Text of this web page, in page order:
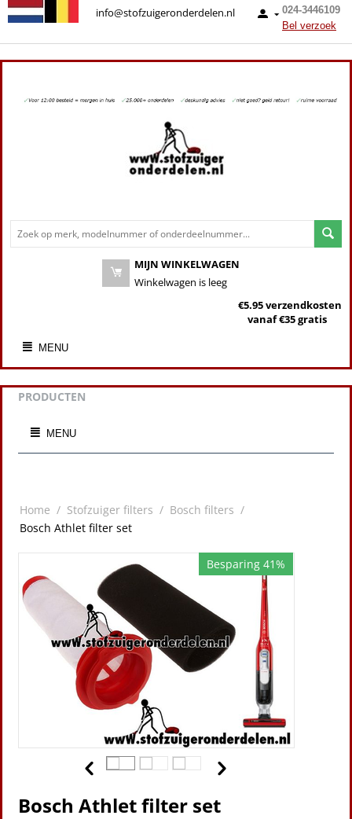
024-3446109
Bel verzoek
info@stofzuigeronderdelen.nl
MIJN WINKELWAGEN
Winkelwagen is leeg
€5.95 verzendkosten
vanaf €35 gratis
MENU
PRODUCTEN
MENU
Home / Stofzuiger filters / Bosch filters /
Bosch Athlet filter set
Besparing 41%
Bosch Athlet filter set